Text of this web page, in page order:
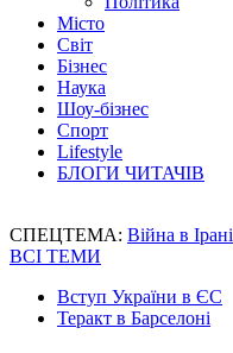
Місто
Світ
Бізнес
Наука
Шоу-бізнес
Спорт
Lifestyle
БЛОГИ ЧИТАЧІВ
СПЕЦТЕМА: Війна в Ірані
ВСІ ТЕМИ
Вступ України в ЄС
Теракт в Барселоні